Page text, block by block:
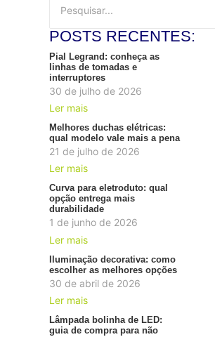
POSTS RECENTES:
Pial Legrand: conheça as
linhas de tomadas e
interruptores
30 de julho de 2026
Ler mais
Melhores duchas elétricas:
qual modelo vale mais a pena
21 de julho de 2026
Ler mais
Curva para eletroduto: qual
opção entrega mais
durabilidade
1 de junho de 2026
Ler mais
Iluminação decorativa: como
escolher as melhores opções
30 de abril de 2026
Ler mais
Lâmpada bolinha de LED:
guia de compra para não